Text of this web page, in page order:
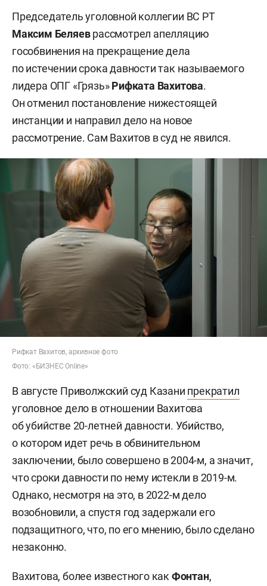
Председатель уголовной коллегии ВС РТ
Максим Беляеврассмотрел апелляцию
гособвинения на прекращение дела
по истечении срока давности так называемого
лидера ОПГ «Грязь»Рифката Вахитова.
Он отменил постановление нижестоящей
инстанции и направил дело на новое
рассмотрение. Сам Вахитов в суд не явился.
Рифкат Вахитов, архивное фото
Фото: «БИЗНЕС Online»
В августе Приволжский суд Казани прекратил
уголовное дело в отношении Вахитова
об убийстве 20-летней давности. Убийство,
о котором идет речь в обвинительном
заключении, было совершено в 2004-м, а значит,
что сроки давности по нему истекли в 2019-м.
Однако, несмотря на это, в 2022-м дело
возобновили, а спустя год задержали его
подзащитного, что, по его мнению, было сделано
незаконно.
Вахитова, более известного как Фонтан,